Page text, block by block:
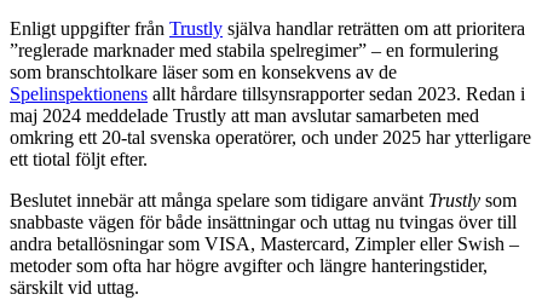
Enligt uppgifter från Trustly själva handlar reträtten om att prioritera
”reglerade marknader med stabila spelregimer” – en formulering
som branschtolkare läser som en konsekvens av de
Spelinspektionens allt hårdare tillsynsrapporter sedan 2023. Redan i
maj 2024 meddelade Trustly att man avslutar samarbeten med
omkring ett 20-tal svenska operatörer, och under 2025 har ytterligare
ett tiotal följt efter.
Beslutet innebär att många spelare som tidigare använt Trustly som
snabbaste vägen för både insättningar och uttag nu tvingas över till
andra betallösningar som VISA, Mastercard, Zimpler eller Swish –
metoder som ofta har högre avgifter och längre hanteringstider,
särskilt vid uttag.